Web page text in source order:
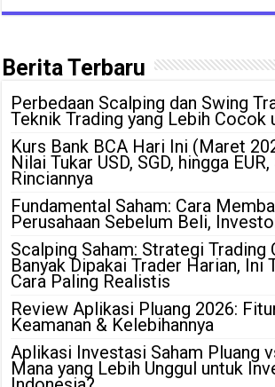
Berita Terbaru
Perbedaan Scalping dan Swing
Teknik Trading yang Lebih Cocok
Kurs Bank BCA Hari Ini (Maret
Nilai Tukar USD, SGD, hingga
Rinciannya
Fundamental Saham: Cara
Perusahaan Sebelum Beli,
Scalping Saham: Strategi Trading
Banyak Dipakai Trader Harian, Ini
Cara Paling Realistis
Review Aplikasi Pluang 2026:
Keamanan & Kelebihannya
Aplikasi Investasi Saham Pluang
Mana yang Lebih Unggul untuk